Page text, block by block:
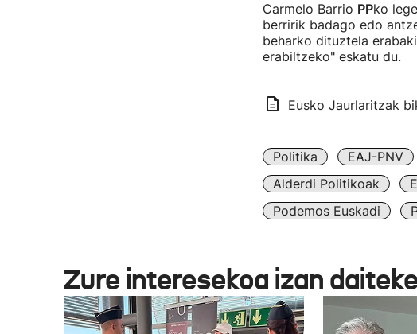
Carmelo Barrio PPko
berririk badago edo
beharko dituztela
erabiltzeko" eskatu du.
Eusko Jaurlaritzak
Politika EAJ-PNV
Alderdi Politikoak
Podemos Euskadi
Zure interesekoa izan daiteke